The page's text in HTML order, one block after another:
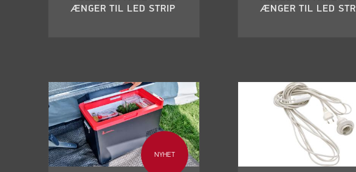
ÆNGER TIL LED STRIP
ÆNGER TIL LED
NYHET